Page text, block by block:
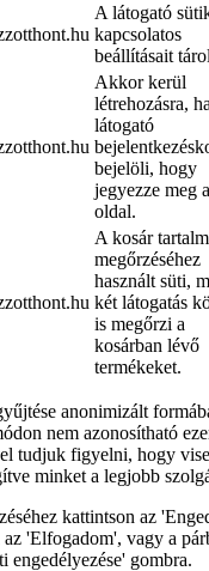
A látogató
kapcsolatos
beállításait
Akkor kerül
létrehozásra,
látogató
bejelöli, hogy
jegyezze meg
oldal.
A kosár
megőrzéséhez
használt süti,
két látogatás
is megőrzi a
kosárban lévő
termékeket.
anonimizált
nem azonosítható
tudjuk figyelni, hogy
minket a legjobb
kattintson az
'Elfogadom', vagy a
engedélyezése' gombra.